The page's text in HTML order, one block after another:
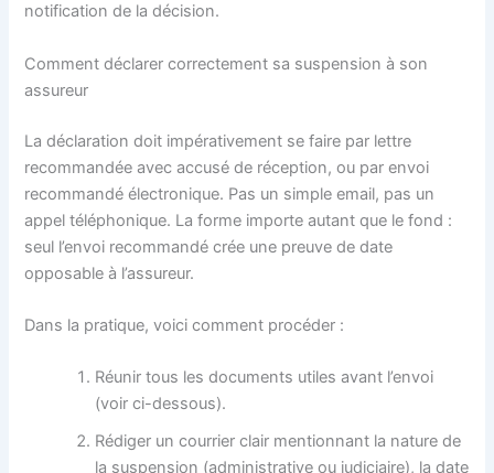
notification de la décision.
Comment déclarer correctement sa suspension à son
assureur
La déclaration doit impérativement se faire par lettre
recommandée avec accusé de réception, ou par envoi
recommandé électronique. Pas un simple email, pas un
appel téléphonique. La forme importe autant que le fond :
seul l’envoi recommandé crée une preuve de date
opposable à l’assureur.
Dans la pratique, voici comment procéder :
Réunir tous les documents utiles avant l’envoi
(voir ci-dessous).
Rédiger un courrier clair mentionnant la nature de
la suspension (administrative ou judiciaire), la date